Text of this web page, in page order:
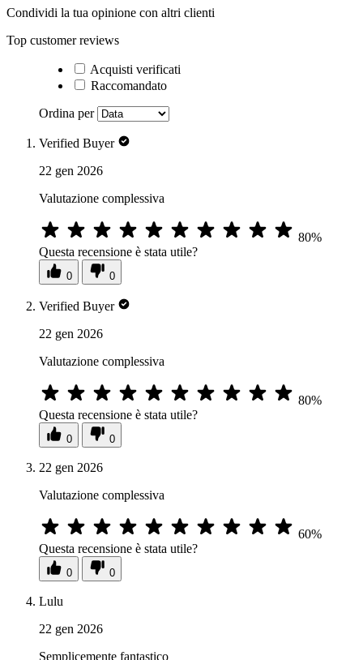
Condividi la tua opinione con altri clienti
Top customer reviews
Acquisti verificati
Raccomandato
Ordina per
Verified Buyer
22 gen 2026
Valutazione complessiva
80%
Questa recensione è stata utile?
0 0
Verified Buyer
22 gen 2026
Valutazione complessiva
80%
Questa recensione è stata utile?
0 0
22 gen 2026
Valutazione complessiva
60%
Questa recensione è stata utile?
0 0
Lulu
22 gen 2026
Semplicemente fantastico